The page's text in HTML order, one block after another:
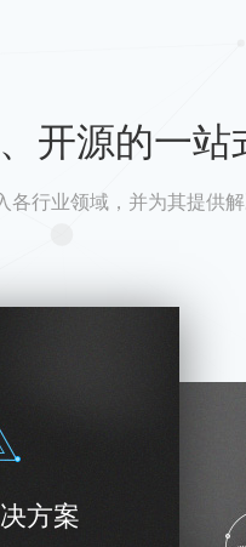
开源的一站
行业领域，并为其提供解
方案